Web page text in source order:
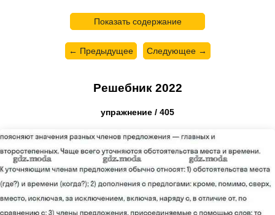
Показать содержание
← Предыдущее Следующее →
Решебник 2022
упражнение / 405